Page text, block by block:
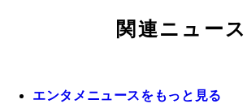
関連ニュース
エンタメニュースをもっと見る